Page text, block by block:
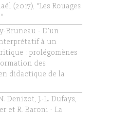
(2017), "Les Rouages
Bruneau - D’un
à un
: prolégomènes
des
didactique de la
Denizot, J.-L. Dufays,
et R. Baroni - La